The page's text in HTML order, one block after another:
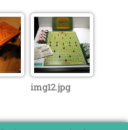
img12.jpg